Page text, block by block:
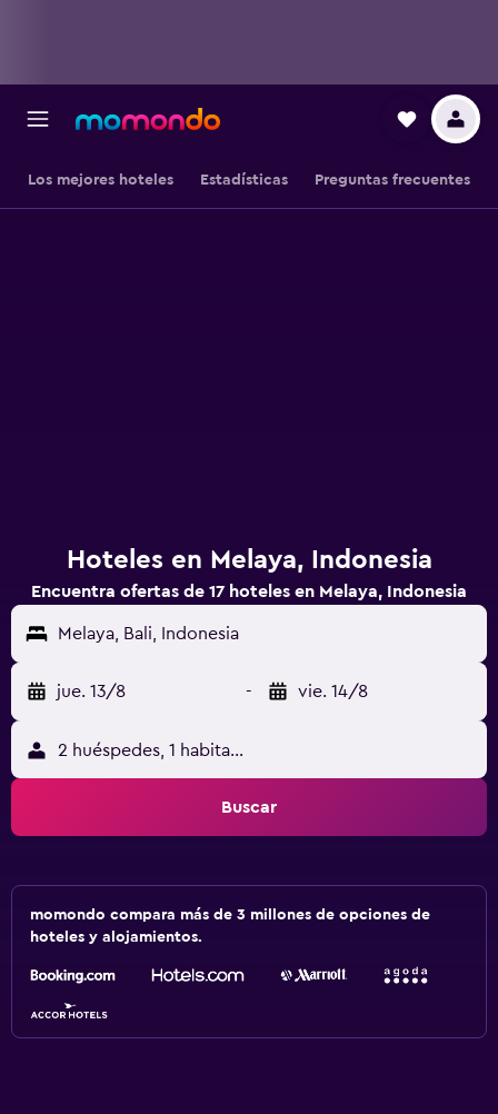
Los mejores hoteles Estadísticas Preguntas frecuentes
Hoteles en Melaya, Indonesia
Encuentra ofertas de 17 hoteles en Melaya, Indonesia
Melaya, Bali, Indonesia
jue. 13/8 - vie. 14/8
2 huéspedes, 1 habitación
Buscar
momondo compara más de 3 millones de opciones de
hoteles y alojamientos.